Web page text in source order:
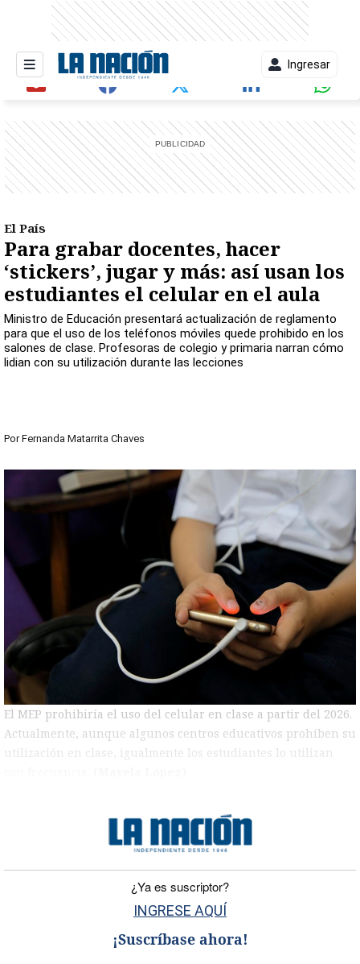
Ingresar
El País
Para grabar docentes, hacer
‘stickers’, jugar y más: así usan los
estudiantes el celular en el aula
Ministro de Educación presentará actualización de reglamento
para que el uso de los teléfonos móviles quede prohibido en los
salones de clase. Profesoras de colegio y primaria narran cómo
lidian con su utilización durante las lecciones
Por Fernanda Matarrita Chaves
El MEP prohibiría el uso del celular en clase a partir del 2026.
Actualmente, aunque algunos centros educativos prohíben su
utilización en clase, igualmente los estudiantes lo utilizan